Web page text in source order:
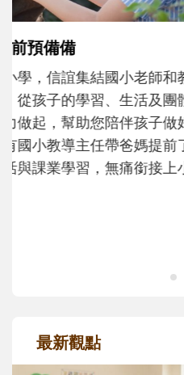
和孩子一起長大的那
不同模樣
沒有人天生就擅長當爸
次「前所未有」的體驗
大。從給予安全感的肢
主、角色認同及解決問
最新觀點